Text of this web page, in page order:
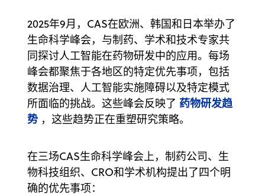
2025年9月，CAS在欧洲、韩国和日本举办了
生命科学峰会，与制药、学术和技术专家共
同探讨人工智能在药物研发中的应用。每场
峰会都聚焦于各地区的特定优先事项，包括
数据治理、人工智能实施障碍以及特定模式
所面临的挑战。这些峰会反映了 药物研发趋
势 ，这些趋势正在重塑研究策略。
在三场CAS生命科学峰会上，制药公司、生
物科技组织、CRO和学术机构提出了四个明
确的优先事项：